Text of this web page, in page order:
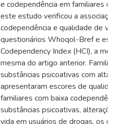
e codependência em familiares
este estudo verificou a
codependência e qualidade de
questionários Whoqol-Bref e
Codependency Index (HCI), a
mesma do artigo anterior.
substâncias psicoativas com alta
apresentaram escores de
familiares com baixa
substâncias psicoativas,
vida em usuários de drogas, os